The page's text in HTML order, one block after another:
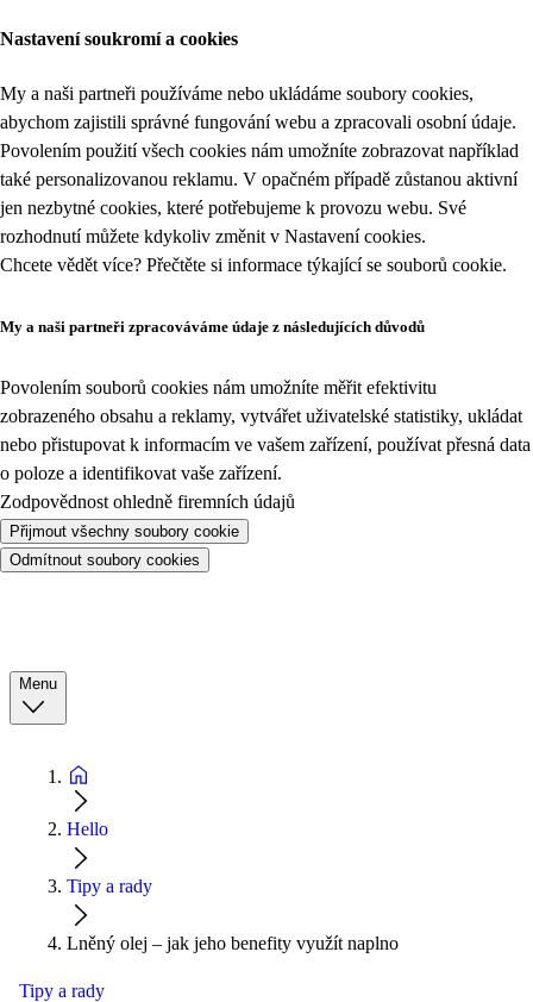
Nastavení soukromí a cookies
My a naši partneři používáme nebo ukládáme soubory cookies,
abychom zajistili správné fungování webu a zpracovali osobní údaje.
Povolením použití všech cookies nám umožníte zobrazovat například
také personalizovanou reklamu. V opačném případě zůstanou aktivní
jen nezbytné cookies, které potřebujeme k provozu webu. Své
rozhodnutí můžete kdykoliv změnit v Nastavení cookies.
Chcete vědět více? Přečtěte si informace týkající se souborů cookie.
My a naši partneři zpracováváme údaje z následujících důvodů
Povolením souborů cookies nám umožníte měřit efektivitu
zobrazeného obsahu a reklamy, vytvářet uživatelské statistiky, ukládat
nebo přistupovat k informacím ve vašem zařízení, používat přesná data
o poloze a identifikovat vaše zařízení.
Zodpovědnost ohledně firemních údajů
Přijmout všechny soubory cookie
Odmítnout soubory cookies
Menu
Hello
Tipy a rady
Lněný olej – jak jeho benefity využít naplno
Tipy a rady